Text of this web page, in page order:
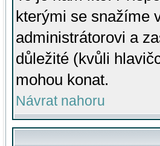
kterými se snažíme
administrátorovi a
důležité (kvůli
mohou konat.
Návrat nahoru